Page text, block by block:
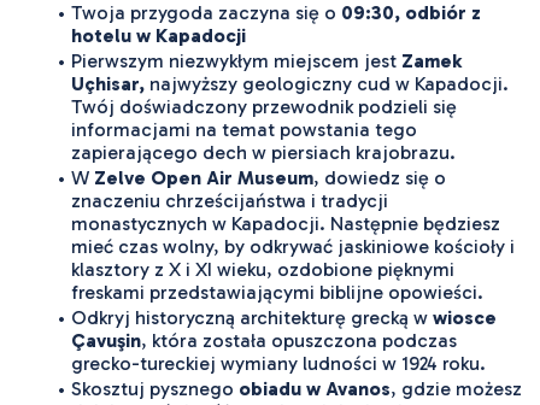
Twoja przygoda zaczyna się o 09:30, odbiór z
hotelu w Kapadocji
Pierwszym niezwykłym miejscem jest Zamek
Uçhisar, najwyższy geologiczny cud w Kapadocji.
Twój doświadczony przewodnik podzieli się
informacjami na temat powstania tego
zapierającego dech w piersiach krajobrazu.
W Zelve Open Air Museum, dowiedz się o
znaczeniu chrześcijaństwa i tradycji
monastycznych w Kapadocji. Następnie będziesz
mieć czas wolny, by odkrywać jaskiniowe kościoły i
klasztory z X i XI wieku, ozdobione pięknymi
freskami przedstawiającymi biblijne opowieści.
Odkryj historyczną architekturę grecką w wiosce
Çavuşin, która została opuszczona podczas
grecko-tureckiej wymiany ludności w 1924 roku.
Skosztuj pysznego obiadu w Avanos, gdzie możesz